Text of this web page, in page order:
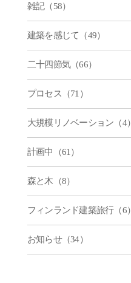
雑記（58）
建築を感じて（49）
二十四節気（66）
プロセス（71）
大規模リノベーション（4）
計画中（61）
森と木（8）
フィンランド建築旅行（6）
お知らせ（34）